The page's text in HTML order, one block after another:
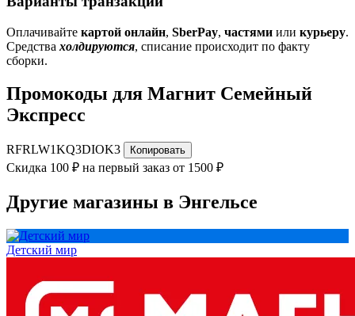
Оплачивайте картой онлайн, SberPay, частями или курьеру.
Средства холдируются, списание происходит по факту
сборки.
Промокоды для Магнит Семейный
Экспресс
RFRLW1KQ3DIOK3 Копировать
Скидка 100 ₽ на первый заказ от 1500 ₽
Другие магазины в Энгельсе
Детский мир